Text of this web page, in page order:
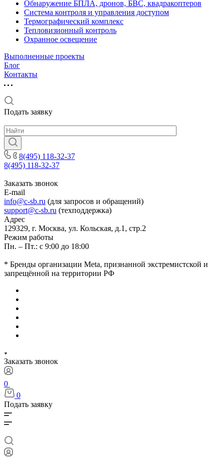
Обнаружение БПЛА, дронов, БВС, квадракоптеров
Система контроля и управления доступом
Термографический комплекс
Тепловизионный контроль
Охранное освещение
Выполненные проекты
Блог
Контакты
Подать заявку
8(495) 118-32-37
8(495) 118-32-37
Заказать звонок
E-mail
info@c-sb.ru (для запросов и обращений)
support@c-sb.ru (техподдержка)
Адрес
129329, г. Москва, ул. Кольская, д.1, стр.2
Режим работы
Пн. – Пт.: с 9:00 до 18:00
* Бренды организации Meta, признанной экстремистской и
запрещённой на территории РФ
Заказать звонок
0
0
Подать заявку